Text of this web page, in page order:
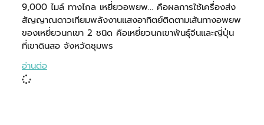
9,000 ไมล์ ทางไกล เหยี่ยวอพยพ… คือผลการใช้เครื่องส่ง
สัญญาณดาวเทียมพลังงานแสงอาทิตย์ติดตามเส้นทางอพยพ
ของเหยี่ยวนกเขา 2 ชนิด คือเหยี่ยวนกเขาพันธุ์จีนและญี่ปุ่น
ที่เขาดินสอ จังหวัดชุมพร
อ่านต่อ